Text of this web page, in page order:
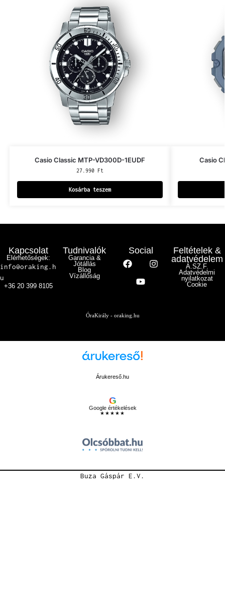
Casio Classic MTP-VD300D-1EUDF
27.990 Ft
Kosárba teszem
Casio
Kapcsolat
Elérhetőségek:
info@oraking.h
u
+36 20 399 8105
Tudnivalók
Garancia &
Jótállás
Blog
Vízállóság
Social
Feltételek &
adatvédelem
Á.SZ.F.
Adatvédelmi
nyilatkozat
Cookie
ÓraKirály - oraking.hu
Árukereső.hu
G
Google értékelések
★★★★★
Buza Gáspár E.V.